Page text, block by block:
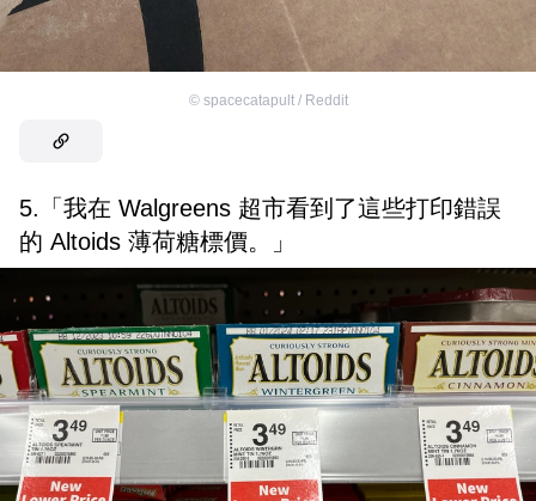
© spacecatapult / Reddit
5.「我在 Walgreens 超市看到了這些打印錯誤
的 Altoids 薄荷糖標價。」